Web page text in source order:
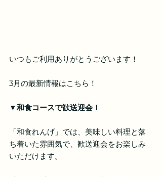
いつもご利用ありがとうございます！
3月の最新情報はこちら！
▼和食コースで歓送迎会！
「和食れんげ」では、美味しい料理と落
ち着いた雰囲気で、歓送迎会をお楽しみ
いただけます。